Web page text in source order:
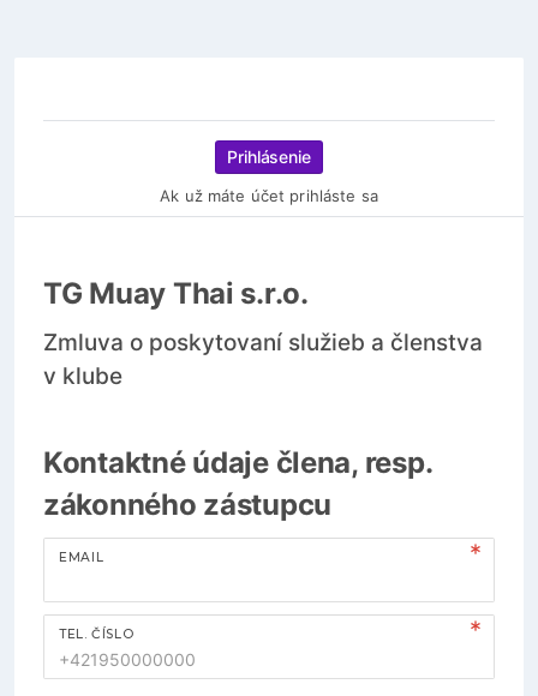
Prihlásenie
Ak už máte účet prihláste sa
TG Muay Thai s.r.o.
Zmluva o poskytovaní služieb a členstva
v klube
Kontaktné údaje člena, resp.
zákonného zástupcu
EMAIL
TEL. ČÍSLO